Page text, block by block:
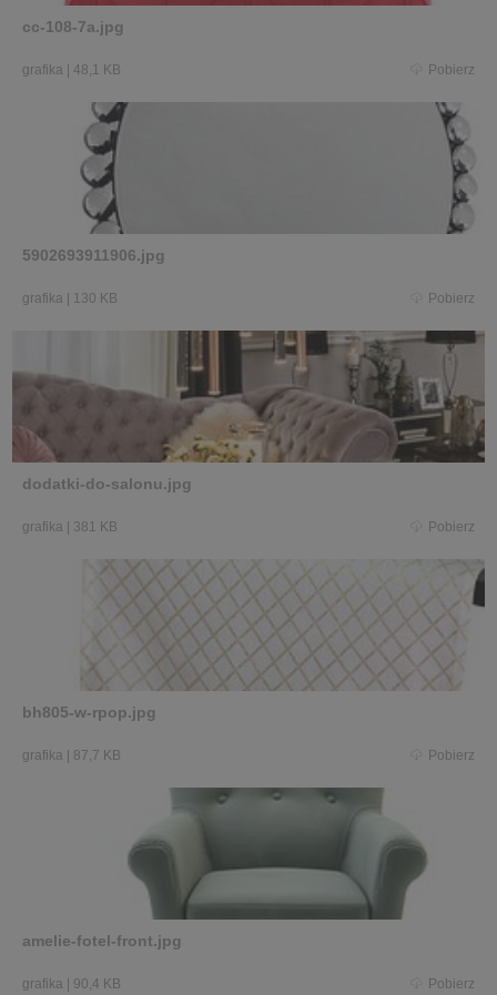
cc-108-7a.jpg
grafika 48,1 KB Pobierz
5902693911906.jpg
grafika 130 KB Pobierz
dodatki-do-salonu.jpg
grafika 381 KB Pobierz
bh805-w-rpop.jpg
grafika 87,7 KB Pobierz
amelie-fotel-front.jpg
grafika 90,4 KB Pobierz